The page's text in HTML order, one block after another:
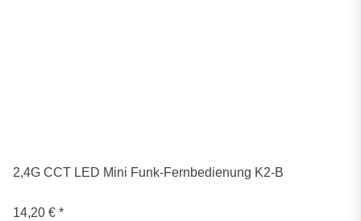
2,4G CCT LED Mini Funk-Fernbedienung K2-B
14,20 € *